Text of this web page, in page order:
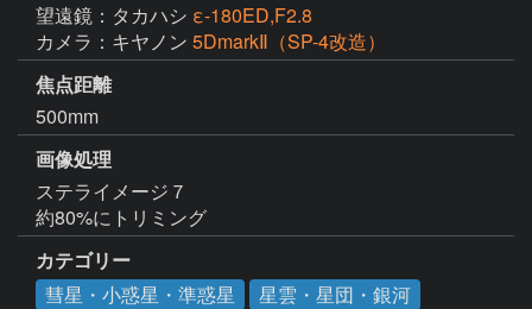
望遠鏡：タカハシ ε-180ED,F2.8
カメラ：キヤノン 5DmarkⅡ（SP-4改造）
焦点距離
500mm
画像処理
ステライメージ７
約80%にトリミング
カテゴリー
彗星・小惑星・準惑星
星雲・星団・銀河